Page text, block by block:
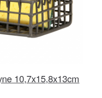
10,7x15,8x13cm